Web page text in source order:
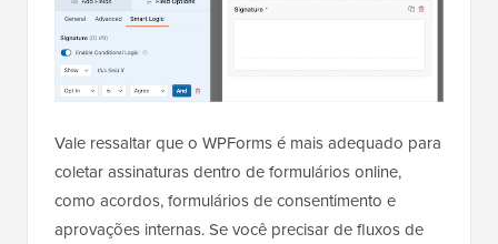
Vale ressaltar que o WPForms é mais adequado para
coletar assinaturas dentro de formulários online,
como acordos, formulários de consentimento e
aprovações internas. Se você precisar de fluxos de